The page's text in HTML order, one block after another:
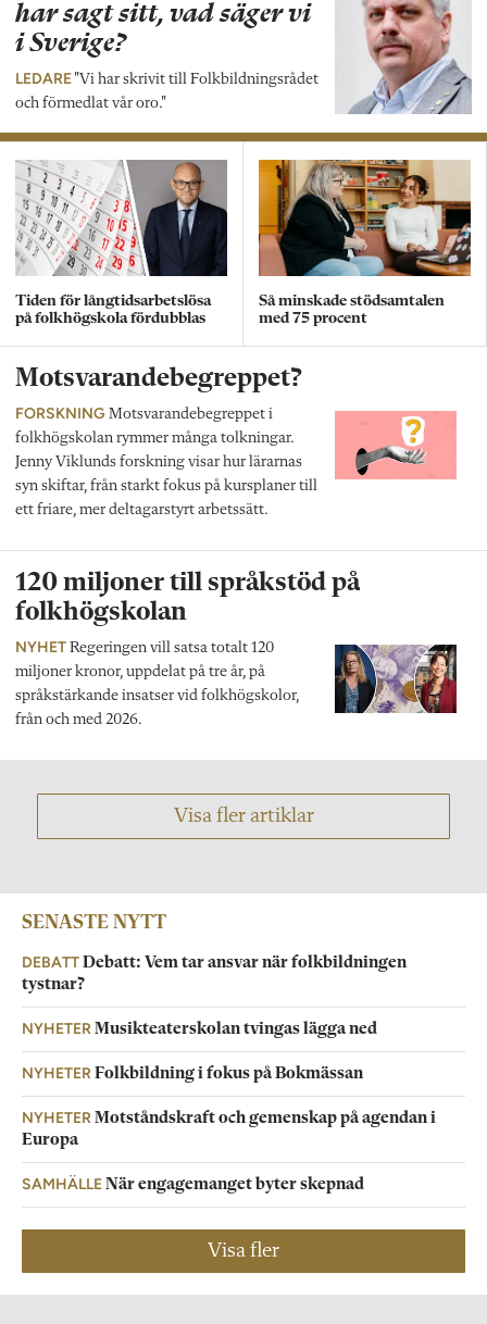
har sagt sitt, vad säger vi
i Sverige?
LEDARE "Vi har skrivit till Folkbildningsrådet
och förmedlat vår oro."
Tiden för långtidsarbetslösa
på folkhögskola fördubblas
Så minskade stödsamtalen
med 75 procent
Motsvarandebegreppet?
FORSKNING Motsvarandebegreppet i
folkhögskolan rymmer många tolkningar.
Jenny Viklunds forskning visar hur lärarnas
syn skiftar, från starkt fokus på kursplaner till
ett friare, mer deltagarstyrt arbetssätt.
120 miljoner till språkstöd på
folkhögskolan
NYHET Regeringen vill satsa totalt 120
miljoner kronor, uppdelat på tre år, på
språkstärkande insatser vid folkhögskolor,
från och med 2026.
Visa fler artiklar
SENASTE NYTT
DEBATTDebatt: Vem tar ansvar när folkbildningen
tystnar?
NYHETERMusikteaterskolan tvingas lägga ned
NYHETERFolkbildning i fokus på Bokmässan
NYHETERMotståndskraft och gemenskap på agendan i
Europa
SAMHÄLLENär engagemanget byter skepnad
Visa fler